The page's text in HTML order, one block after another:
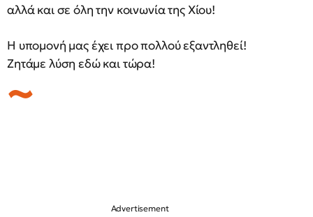
αλλά και σε όλη την κοινωνία της Χίου!
Η υπομονή μας έχει προ πολλού εξαντληθεί!
Ζητάμε λύση εδώ και τώρα!